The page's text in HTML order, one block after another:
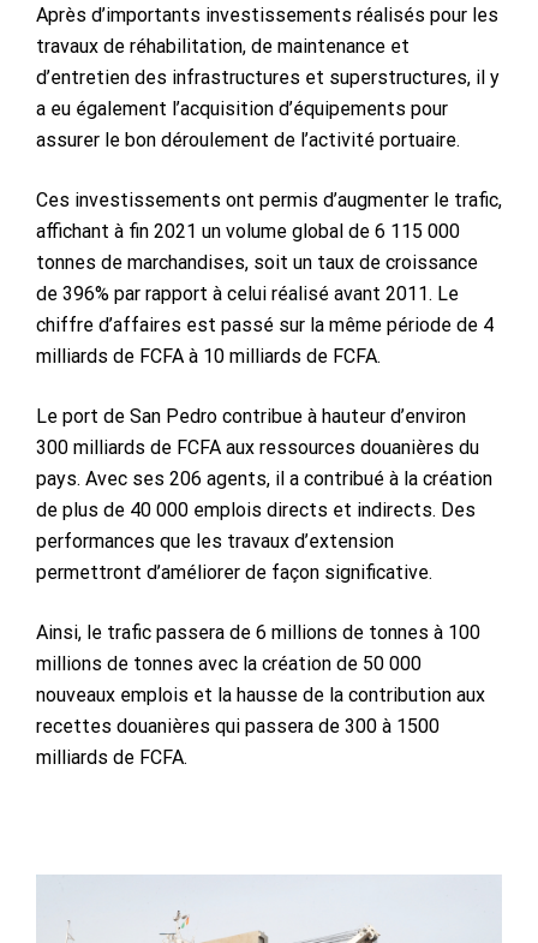
Après d’importants investissements réalisés pour les
travaux de réhabilitation, de maintenance et
d’entretien des infrastructures et superstructures, il y
a eu également l’acquisition d’équipements pour
assurer le bon déroulement de l’activité portuaire.
Ces investissements ont permis d’augmenter le trafic,
affichant à fin 2021 un volume global de 6 115 000
tonnes de marchandises, soit un taux de croissance
de 396% par rapport à celui réalisé avant 2011. Le
chiffre d’affaires est passé sur la même période de 4
milliards de FCFA à 10 milliards de FCFA.
Le port de San Pedro contribue à hauteur d’environ
300 milliards de FCFA aux ressources douanières du
pays. Avec ses 206 agents, il a contribué à la création
de plus de 40 000 emplois directs et indirects. Des
performances que les travaux d’extension
permettront d’améliorer de façon significative.
Ainsi, le trafic passera de 6 millions de tonnes à 100
millions de tonnes avec la création de 50 000
nouveaux emplois et la hausse de la contribution aux
recettes douanières qui passera de 300 à 1500
milliards de FCFA.